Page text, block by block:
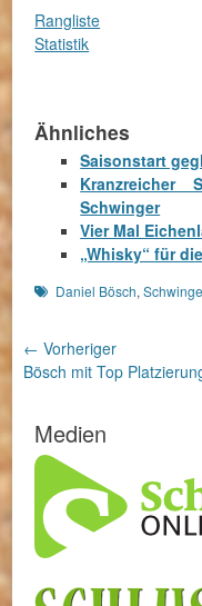
Rangliste
Statistik
Ähnliches
Saisonstart
Kranzreicher
Schwinger
Vier Mal
„Whisky“ für
Schlagworte
Daniel Bösch,
← Vorheriger
Vorheriger
Bösch mit Top
Medien